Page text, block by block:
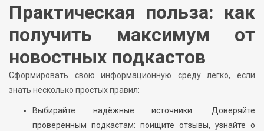
Практическая польза: как
получить максимум от
новостных подкастов
Сформировать свою информационную среду легко, если
знать несколько простых правил:
Выбирайте надёжные источники. Доверяйте
проверенным подкастам: поищите отзывы, узнайте о